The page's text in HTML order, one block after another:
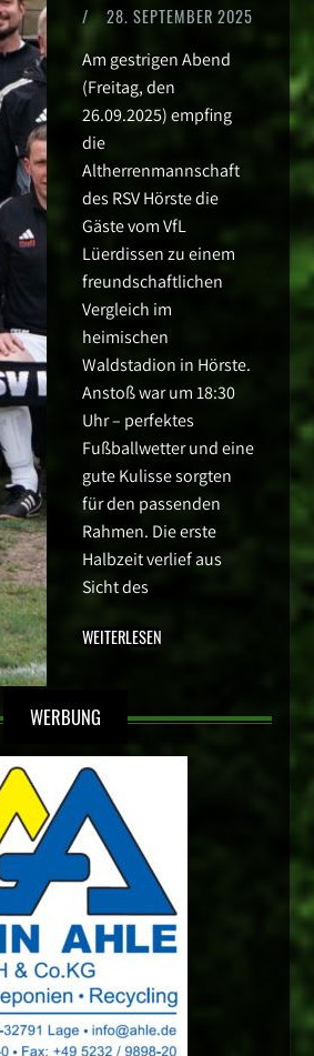
/28. SEPTEMBER 2025
Am gestrigen Abend
(Freitag, den
26.09.2025) empfing
die
Altherrenmannschaft
des RSV Hörste die
Gäste vom VfL
Lüerdissen zu einem
freundschaftlichen
Vergleich im
heimischen
Waldstadion in Hörste.
Anstoß war um 18:30
Uhr – perfektes
Fußballwetter und eine
gute Kulisse sorgten
für den passenden
Rahmen. Die erste
Halbzeit verlief aus
Sicht des
WEITERLESEN
WERBUNG